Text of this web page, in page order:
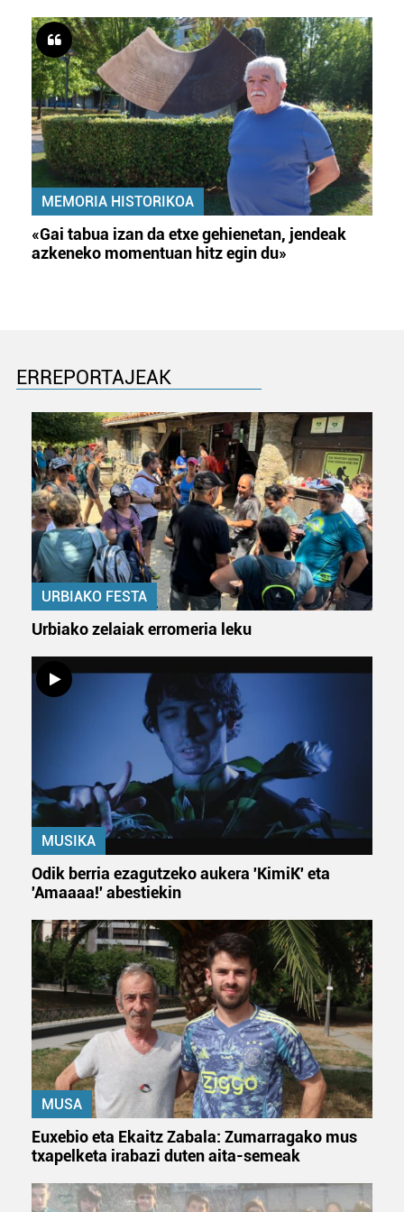
MEMORIA HISTORIKOA
«Gai tabua izan da etxe gehienetan, jendeak
azkeneko momentuan hitz egin du»
ERREPORTAJEAK
URBIAKO FESTA
Urbiako zelaiak erromeria leku
MUSIKA
Odik berria ezagutzeko aukera 'KimiK' eta
'Amaaaa!' abestiekin
MUSA
Euxebio eta Ekaitz Zabala: Zumarragako mus
txapelketa irabazi duten aita-semeak